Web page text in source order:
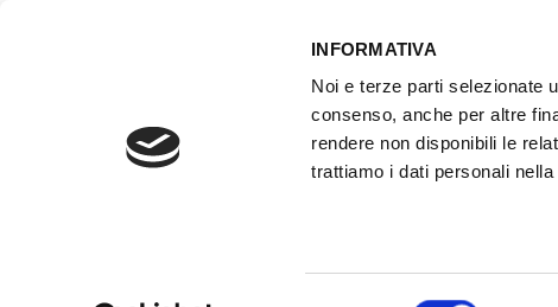
INFORMATIVA
Noi e terze parti selezionate
consenso, anche per altre
rendere non disponibili le
trattiamo i dati personali nella
ACCESSO GESTIONALE